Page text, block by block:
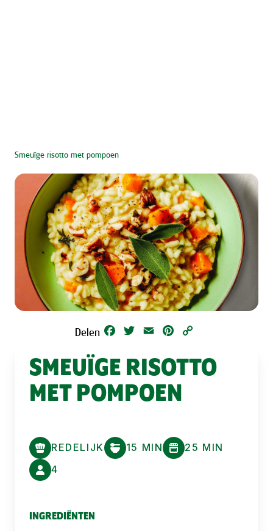
Smeuïge risotto met pompoen
Delen Facebook
Twitter Email Pinterest
SMEUÏGE RISOTTO
MET POMPOEN
REDELIJK 15 MIN
25 MIN
4
INGREDIËNTEN